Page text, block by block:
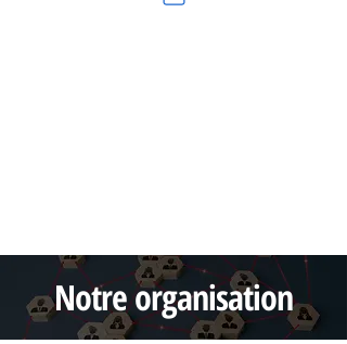
Notre organisation